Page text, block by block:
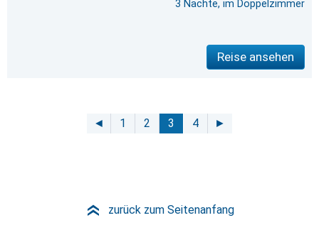
3 Nächte, im Doppelzimmer
Reise ansehen
◄ 1 2 3 4 ►
» zurück zum Seitenanfang